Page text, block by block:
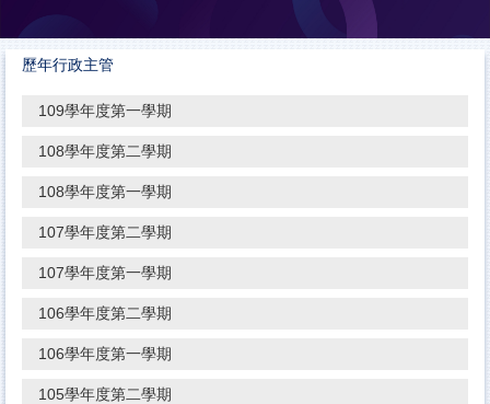
歷年行政主管
109學年度第一學期
108學年度第二學期
108學年度第一學期
107學年度第二學期
107學年度第一學期
106學年度第二學期
106學年度第一學期
105學年度第二學期